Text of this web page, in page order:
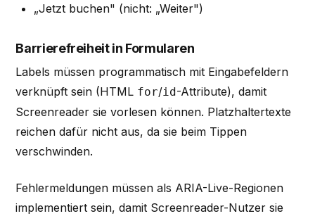
„Jetzt buchen" (nicht: „Weiter")
Barrierefreiheit in Formularen
Labels müssen programmatisch mit Eingabefeldern
verknüpft sein (HTML for/id -Attribute), damit
Screenreader sie vorlesen können. Platzhaltertexte
reichen dafür nicht aus, da sie beim Tippen
verschwinden.
Fehlermeldungen müssen als ARIA-Live-Regionen
implementiert sein, damit Screenreader-Nutzer sie